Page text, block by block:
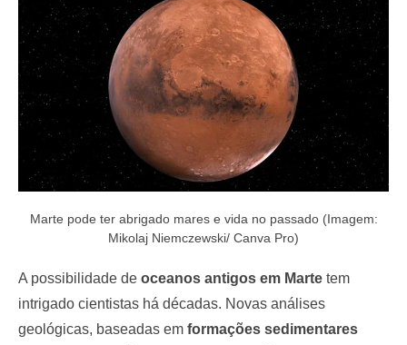
o
n
Marte pode ter abrigado mares e vida no passado (Imagem:
Mikolaj Niemczewski/ Canva Pro)
A possibilidade de oceanos antigos em Marte tem
intrigado cientistas há décadas. Novas análises
geológicas, baseadas em formações sedimentares